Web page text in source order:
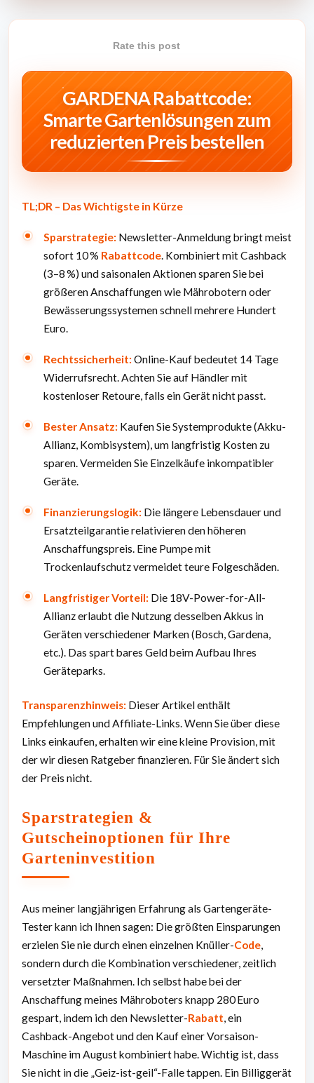
Rate this post
GARDENA Rabattcode:
Smarte Gartenlösungen zum
reduzierten Preis bestellen
TL;DR – Das Wichtigste in Kürze
Sparstrategie: Newsletter-Anmeldung bringt meist
sofort 10 % Rabattcode. Kombiniert mit Cashback
(3–8 %) und saisonalen Aktionen sparen Sie bei
größeren Anschaffungen wie Mährobotern oder
Bewässerungssystemen schnell mehrere Hundert
Euro.
Rechtssicherheit:Online-Kauf bedeutet 14 Tage
Widerrufsrecht. Achten Sie auf Händler mit
kostenloser Retoure, falls ein Gerät nicht passt.
Bester Ansatz: Kaufen Sie Systemprodukte (Akku-
Allianz, Kombisystem), um langfristig Kosten zu
sparen. Vermeiden Sie Einzelkäufe inkompatibler
Geräte.
Finanzierungslogik: Die längere Lebensdauer und
Ersatzteilgarantie relativieren den höheren
Anschaffungspreis. Eine Pumpe mit
Trockenlaufschutz vermeidet teure Folgeschäden.
Langfristiger Vorteil: Die 18V-Power-for-All-
Allianz erlaubt die Nutzung desselben Akkus in
Geräten verschiedener Marken (Bosch, Gardena,
etc.). Das spart bares Geld beim Aufbau Ihres
Geräteparks.
Transparenzhinweis: Dieser Artikel enthält
Empfehlungen und Affiliate-Links. Wenn Sie über diese
Links einkaufen, erhalten wir eine kleine Provision, mit
der wir diesen Ratgeber finanzieren. Für Sie ändert sich
der Preis nicht.
Sparstrategien &
Gutscheinoptionen für Ihre
Garteninvestition
Aus meiner langjährigen Erfahrung als Gartengeräte-
Tester kann ich Ihnen sagen: Die größten Einsparungen
erzielen Sie nie durch einen einzelnen Knüller-Code,
sondern durch die Kombination verschiedener, zeitlich
versetzter Maßnahmen. Ich selbst habe bei der
Anschaffung meines Mähroboters knapp 280 Euro
gespart, indem ich den Newsletter-Rabatt, ein
Cashback-Angebot und den Kauf einer Vorsaison-
Maschine im August kombiniert habe. Wichtig ist, dass
Sie nicht in die „Geiz-ist-geil“-Falle tappen. Ein Billiggerät